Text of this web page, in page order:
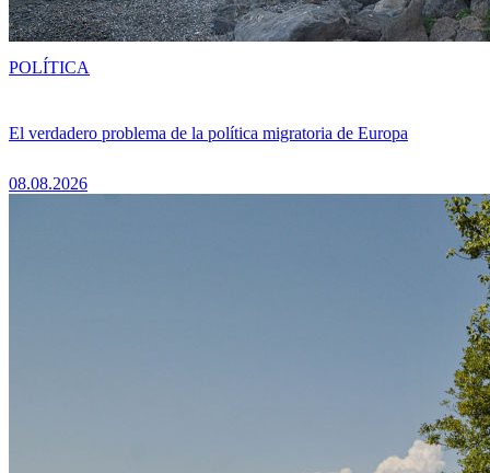
El verdadero problema de la política migratoria de Europa
08.08.2026
POLÍTICA